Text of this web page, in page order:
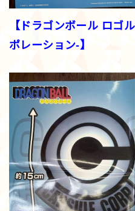
【ドラゴンボール ロゴ
ポレーション-】